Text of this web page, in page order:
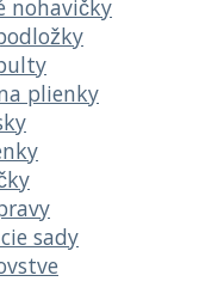
nohavičky
plienky
sady